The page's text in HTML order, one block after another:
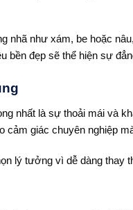
nhã như xám, be hoặc
bền đẹp sẽ thể hiện sự
nhất là sự thoải mái và
giác chuyên nghiệp
lý tưởng vì dễ dàng thay